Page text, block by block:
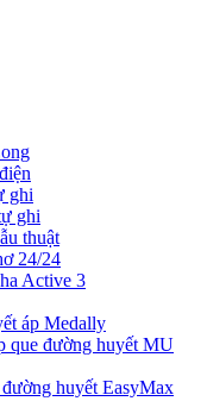
ghi
ghi
thuật
24/24
Active 3
áp Medally
que đường huyết MU
huyết EasyMax